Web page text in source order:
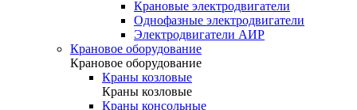
Крановые электродвигатели
Однофазные электродвигатели
Электродвигатели АИР
Крановое оборудование
Крановое оборудование
Краны козловые
Краны козловые
Краны консольные